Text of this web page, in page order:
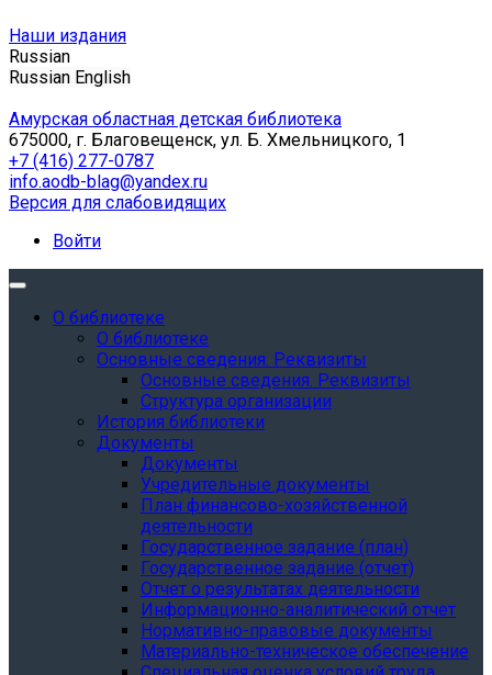
Наши издания
Russian
Russian English
Амурская областная детская библиотека
675000, г. Благовещенск, ул. Б. Хмельницкого, 1
+7 (416) 277-0787
info.aodb-blag@yandex.ru
Версия для слабовидящих
Войти
О библиотеке
О библиотеке
Основные сведения. Реквизиты
Основные сведения. Реквизиты
Структура организации
История библиотеки
Документы
Документы
Учредительные документы
План финансово-хозяйственной
деятельности
Государственное задание (план)
Государственное задание (отчет)
Отчет о результатах деятельности
Информационно-аналитический отчет
Нормативно-правовые документы
Материально-техническое обеспечение